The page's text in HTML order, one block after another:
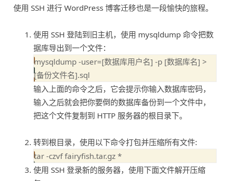
使用 SSH 进行 WordPress 博客迁移也是一段愉快的旅程。
使用 SSH 登陆到旧主机，使用 mysqldump 命令把数
据库导出到一个文件：
mysqldump -user=[数据库用户名] -p [数据库名] >
输入上面的命令之后，它会提示你输入数据库密码，
输入之后就会把你要倒的数据库备份到一个文件中，
把这个文件复制到 HTTP 服务器的根目录下。
转到根目录，使用以下命令打包并压缩所有文件:
使用 SSH 登录新的服务器，使用下面文件解开压缩